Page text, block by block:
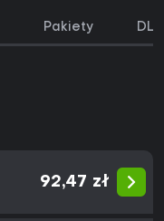
Pakiety DLC
92,47 zł